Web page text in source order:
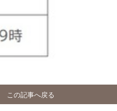
この記事へ戻る